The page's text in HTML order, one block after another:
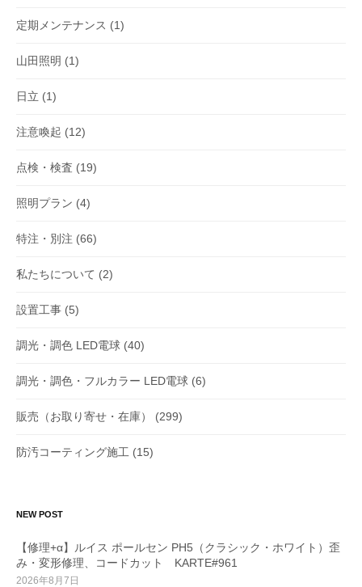
定期メンテナンス (1)
山田照明 (1)
日立 (1)
注意喚起 (12)
点検・検査 (19)
照明プラン (4)
特注・別注 (66)
私たちについて (2)
設置工事 (5)
調光・調色 LED電球 (40)
調光・調色・フルカラー LED電球 (6)
販売（お取り寄せ・在庫） (299)
防汚コーティング施工 (15)
NEW POST
【修理+α】ルイス ポールセン PH5（クラシック・ホワイト）歪
み・変形修理、コードカット KARTE#961
2026年8月7日